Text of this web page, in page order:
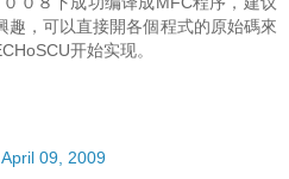
趣，可以直接開各個程式的原始碼來
开始实现。
09, 2009